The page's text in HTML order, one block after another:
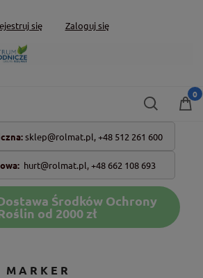
się Zaloguj się
sklep@rolmat.pl, +48 512 261 600
hurt@rolmat.pl,+48 662 108 693
Środków Ochrony
od 2000 zł